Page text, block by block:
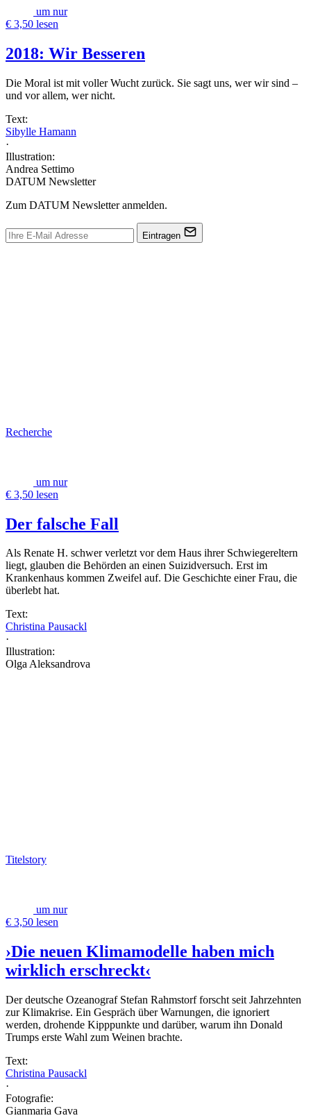
um nur
€ 3,50 lesen
2018: Wir Besseren
Die Moral ist mit voller Wucht zurück. Sie sagt uns, wer wir sind –
und vor allem, wer nicht.
Text:
Sibylle Hamann
·
Illustration:
Andrea Settimo
DATUM Newsletter
Zum DATUM Newsletter anmelden.
Eintragen
Recherche
um nur
€ 3,50 lesen
Der falsche Fall
Als Renate H. schwer verletzt vor dem Haus ihrer Schwiegereltern
liegt, glauben die Behörden an einen Suizidversuch. Erst im
Krankenhaus kommen Zweifel auf. Die Geschichte einer Frau, die
überlebt hat.
Text:
Christina Pausackl
·
Illustration:
Olga Aleksandrova
Titelstory
um nur
€ 3,50 lesen
›Die neuen Klimamodelle haben mich
wirklich erschreckt‹
Der deutsche Ozeanograf Stefan Rahmstorf forscht seit Jahrzehnten
zur Klimakrise. Ein Gespräch über Warnungen, die ignoriert
werden, drohende Kipppunkte und darüber, warum ihn Donald
Trumps erste Wahl zum Weinen brachte.
Text:
Christina Pausackl
·
Fotografie:
Gianmaria Gava